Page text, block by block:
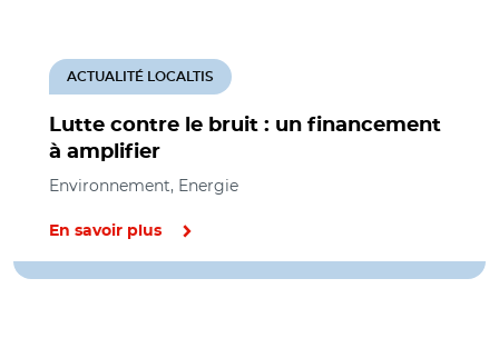
Lutte contre le bruit : un financement
à amplifier
ACTUALITÉ LOCALTIS
Environnement, Energie
En savoir plus